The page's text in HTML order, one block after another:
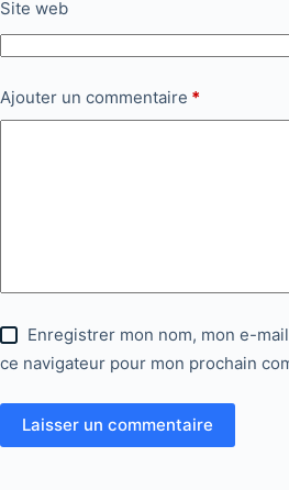
Site web
Ajouter un commentaire *
Enregistrer mon nom, mon e-
ce navigateur pour mon prochain
Laisser un commentaire